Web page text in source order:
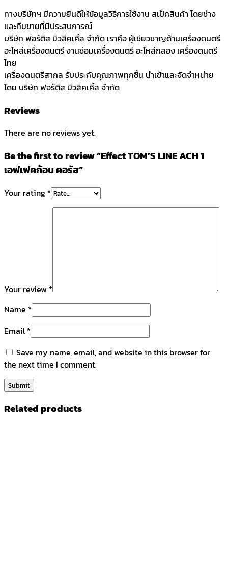
ทางบริษัทฯ มีความยินดีให้ข้อมูลวิธีการใช้งาน สเป็คสินค้า โดยช่าง
และทีมขายที่มีประสบการณ์
บริษัท ฟอร์ติส มิวสิคเคิ้ล จำกัด เราคือ ผู้เชียวชาญด้านเครื่องดนตรี
อะไหล่เครื่องดนตรี งานซ่อมเครื่องดนตรี อะไหล่กลอง เครื่องดนตรี
ไทย
เครื่องดนตรีสากล รับประกับคุณภาพทุกชิ้น นำเข้าและจัดจำหน่าย
โดย บริษัท ฟอร์ติส มิวสิคเคิ้ล จำกัด
Reviews
There are no reviews yet.
Be the first to review “Effect TOM’S LINE ACH 1
เอฟเฟคก้อน คอรัส”
Your rating *
Your review *
Name *
Email*
Save my name, email, and website in this browser for
the next time I comment.
Related products